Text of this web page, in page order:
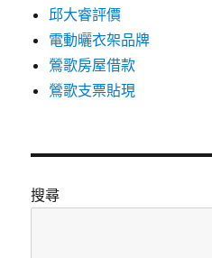
邱大睿評價
電動曬衣架品牌
鶯歌房屋借款
鶯歌支票貼現
搜尋